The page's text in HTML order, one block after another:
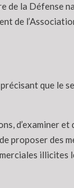
de la Défense
de
que le
d’examiner
proposer des
illicites